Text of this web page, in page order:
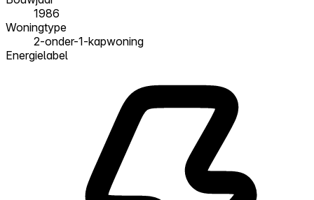
1986
Woningtype
2-onder-1-kapwoning
Energielabel